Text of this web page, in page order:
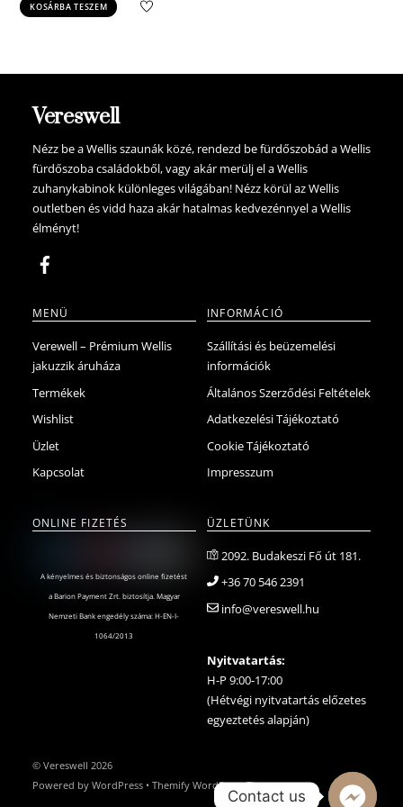
was:
KOSÁRBA TESZEM
Vereswell
Nézz be a Wellis szaunák közé, rendezd be fürdőszobád a Wellis
fürdőszoba családokből, vagy akár merülj el a Wellis
zuhanykabinok különleges világában! Nézz körül az Wellis
outletben és vidd haza akár hatalmas kedvezénnyel a Wellis
élményt!
MENÜ
Verewell – Prémium Wellis
jakuzzik áruháza
Termékek
Wishlist
Üzlet
Kapcsolat
INFORMÁCIÓ
Szállítási és beüzemelési
információk
Általános Szerződési Feltételek
Adatkezelési Tájékoztató
Cookie Tájékoztató
Impresszum
ONLINE FIZETÉS
A kényelmes és biztonságos online fizetést
a Barion Payment Zrt. biztosítja. Magyar
Nemzeti Bank engedély száma: H-EN-I-
1064/2013
ÜZLETÜNK
2092. Budakeszi Fő út 181.
+36 70 546 2391
info@vereswell.hu
Nyitvatartás:
H-P 9:00-17:00
(Hétvégi nyitvatartás előzetes
egyeztetés alapján)
© Vereswell 2026
Powered by WordPress• Themify WordPress Themes
Contact us